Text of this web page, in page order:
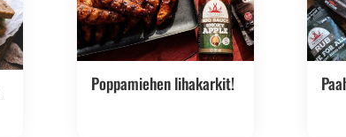
Poppamiehen lihakarkit!